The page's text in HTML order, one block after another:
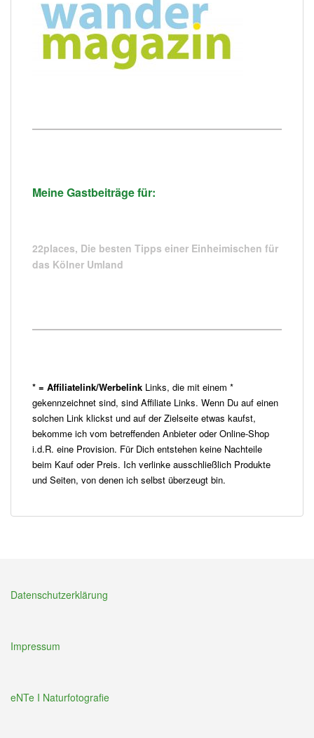
Meine Gastbeiträge für:
22places, Die besten Tipps einer Einheimischen für
das Kölner Umland
* = Affiliatelink/Werbelink Links, die mit einem *
gekennzeichnet sind, sind Affiliate Links. Wenn Du auf einen
solchen Link klickst und auf der Zielseite etwas kaufst,
bekomme ich vom betreffenden Anbieter oder Online-Shop
i.d.R. eine Provision. Für Dich entstehen keine Nachteile
beim Kauf oder Preis. Ich verlinke ausschließlich Produkte
und Seiten, von denen ich selbst überzeugt bin.
Datenschutzerklärung
Impressum
eNTe I Naturfotografie